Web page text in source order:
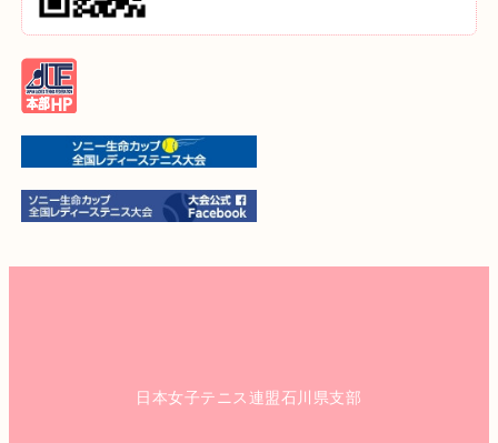
日本女子テニス連盟石川県支部